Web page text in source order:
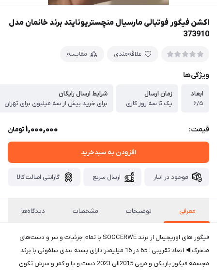
اکشن فیگور فوتبالی مارسیال منچستریونایتد برند خانمان مدل
373910
علاقه‌مندی مقایسه
ویژگی‌ها
ابعاد
۶/۵
زمان ارسال
یک تا سه روز کاری
شرایط ارسال رایگان
برای خرید بیش از سه میلیون برای تهران
قیمت: 1,000,000تومان
افزودن به سبدخرید
موجود در انبار ارسال سریع گارانتی اصالت کالا
معرفی توضیحات مشخصات دیدگاه‌ها
فیگور های اوریجینال از برند SOCCERWE‌ با تمام جزئیات و سر و دست‌های
متحرک ◀️ ابعاد تقریبی : 65 در 16 میلیمتر دارای بسته بندی سلفونی با برند
مجسمه فیگور بازیکن و مربی 2015الی 2023 دست و پا و کمر و سرش تکون